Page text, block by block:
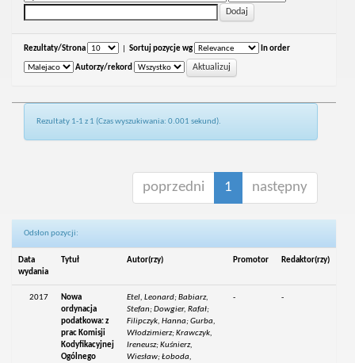
Rezultaty/Strona Sortuj pozycje wg In order
Autorzy/rekord
Rezultaty 1-1 z 1 (Czas wyszukiwania: 0.001 sekund).
poprzedni 1 następny
Odsłon pozycji:
Data
wydania
Tytuł Autor(rzy) Promotor Redaktor(rzy)
2017
Nowa
ordynacja
podatkowa: z
prac Komisji
Kodyfikacyjnej
Ogólnego
Etel, Leonard; Babiarz,
Stefan; Dowgier, Rafał;
Filipczyk, Hanna; Gurba,
Włodzimierz; Krawczyk,
Ireneusz; Kuśnierz,
Wiesław; Łoboda,
- -